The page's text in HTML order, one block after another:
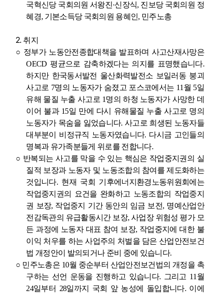
국혁신당 국회의원 서왕진·신장식, 진보당 국회의원 정
혜경, 기본소득당 국회의원 용혜인, 민주노총
2. 취지
○ 정부가 노동안전종합대책을 발표하며 사고산재사망은
OECD평균으로 감축하겠다는 의지를 표명했습니다.
하지만 한국동서발전 울산화력발전소 보일러동 붕괴
사고로 7명의 노동자가 숨졌고 포스코에서는 11 월 5일
유해 물질 누출 사고로 1명의 하청 노동자가 사망한 데
이어 불과 15일 만에 다시 유해물질 누출 사고로 명의
노동자가 목숨을 잃었습니다. 사고로 희생된 노동자들
대부분이 비정규직 노동자였습니다. 다시금 고인들의
명복과 유가족분들게 위로를 전합니다.
○ 반복되는 사고를 막을 수 있는 핵심은 작업중지권의 실
질적 보장과 노동자 및 노동조합의 참여를 제도화하는
것입니다. 현재 국회 기후에너지환경노동위원회에는
작업중지권의 요건을 완화하고 노동조합의 작업중지
권 보장, 작업중지 기간 동안의 임금 보전, 명예산업안
전감독관의 유급활동시간 보장,사업장 위험성 평가 모
든 과정에 노동자 대표 참여 보장, 작업중지에 대한 불
이익 처우를 하는 사업주의 처벌을 담은 산업안전보건
법 개정안이 발의되거나 준비 중에 있습니다.
○ 민주노총은 10월 중순부터 산업안전보건법의 개정을 촉
구하는 선언 운동을 진행하고 있습니다. 그리고 11 월
24일부터 28일까지 국회 앞 농성에 돌입합니다. 이에